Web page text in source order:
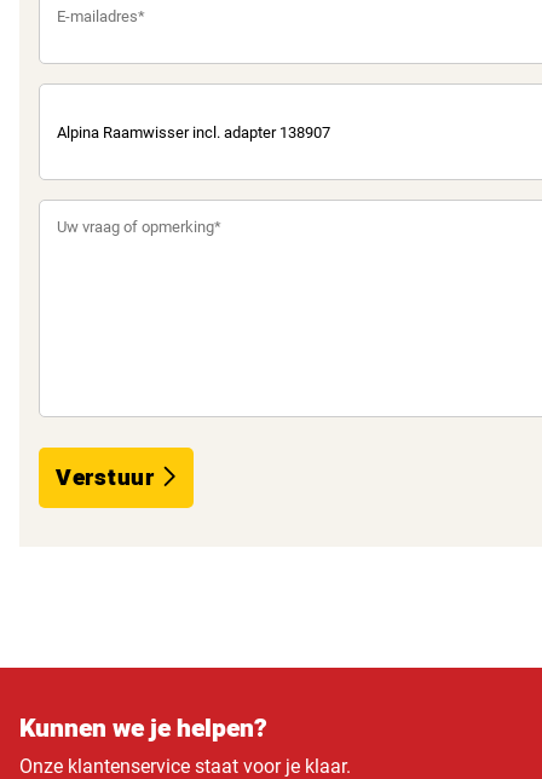
Verstuur
Kunnen we je helpen?
Onze klantenservice staat voor je klaar.